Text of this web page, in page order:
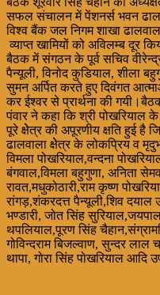
सफल संचालन में पेंशनर्स भवन
विश्व बैंक जल निगम शाखा
व्याप्त खामियों को अविलम्ब दूर
बैठक में संगठन के पूर्व सचिव
पैन्यूली, विनोद कुडियाल, शीला
सुमन अर्पित करते हुए दिवंगत
कर ईश्वर से प्रार्थना की
पंवार ने कहा कि श्री
पूरे क्षेेत्र की अपूरणीय क्षति हुई है
ढालवाला क्षेेत्र के लोकप्रिय व
विमला पोखरियाल,वन्दना
बंगवाल,विमला बहुगुणा, अनिता
रावत,मधुकोठारी,राम कृष्ण
रांगड़,शंकरदत्त पैन्यूली,शिव दयाल
भण्डारी, जोत सिंह
थपलियाल,पूरण सिंह
गोविन्दराम बिजल्वाण, सुन्दर लाल
थापा, गोरा सिंह पोखरियाल आदि